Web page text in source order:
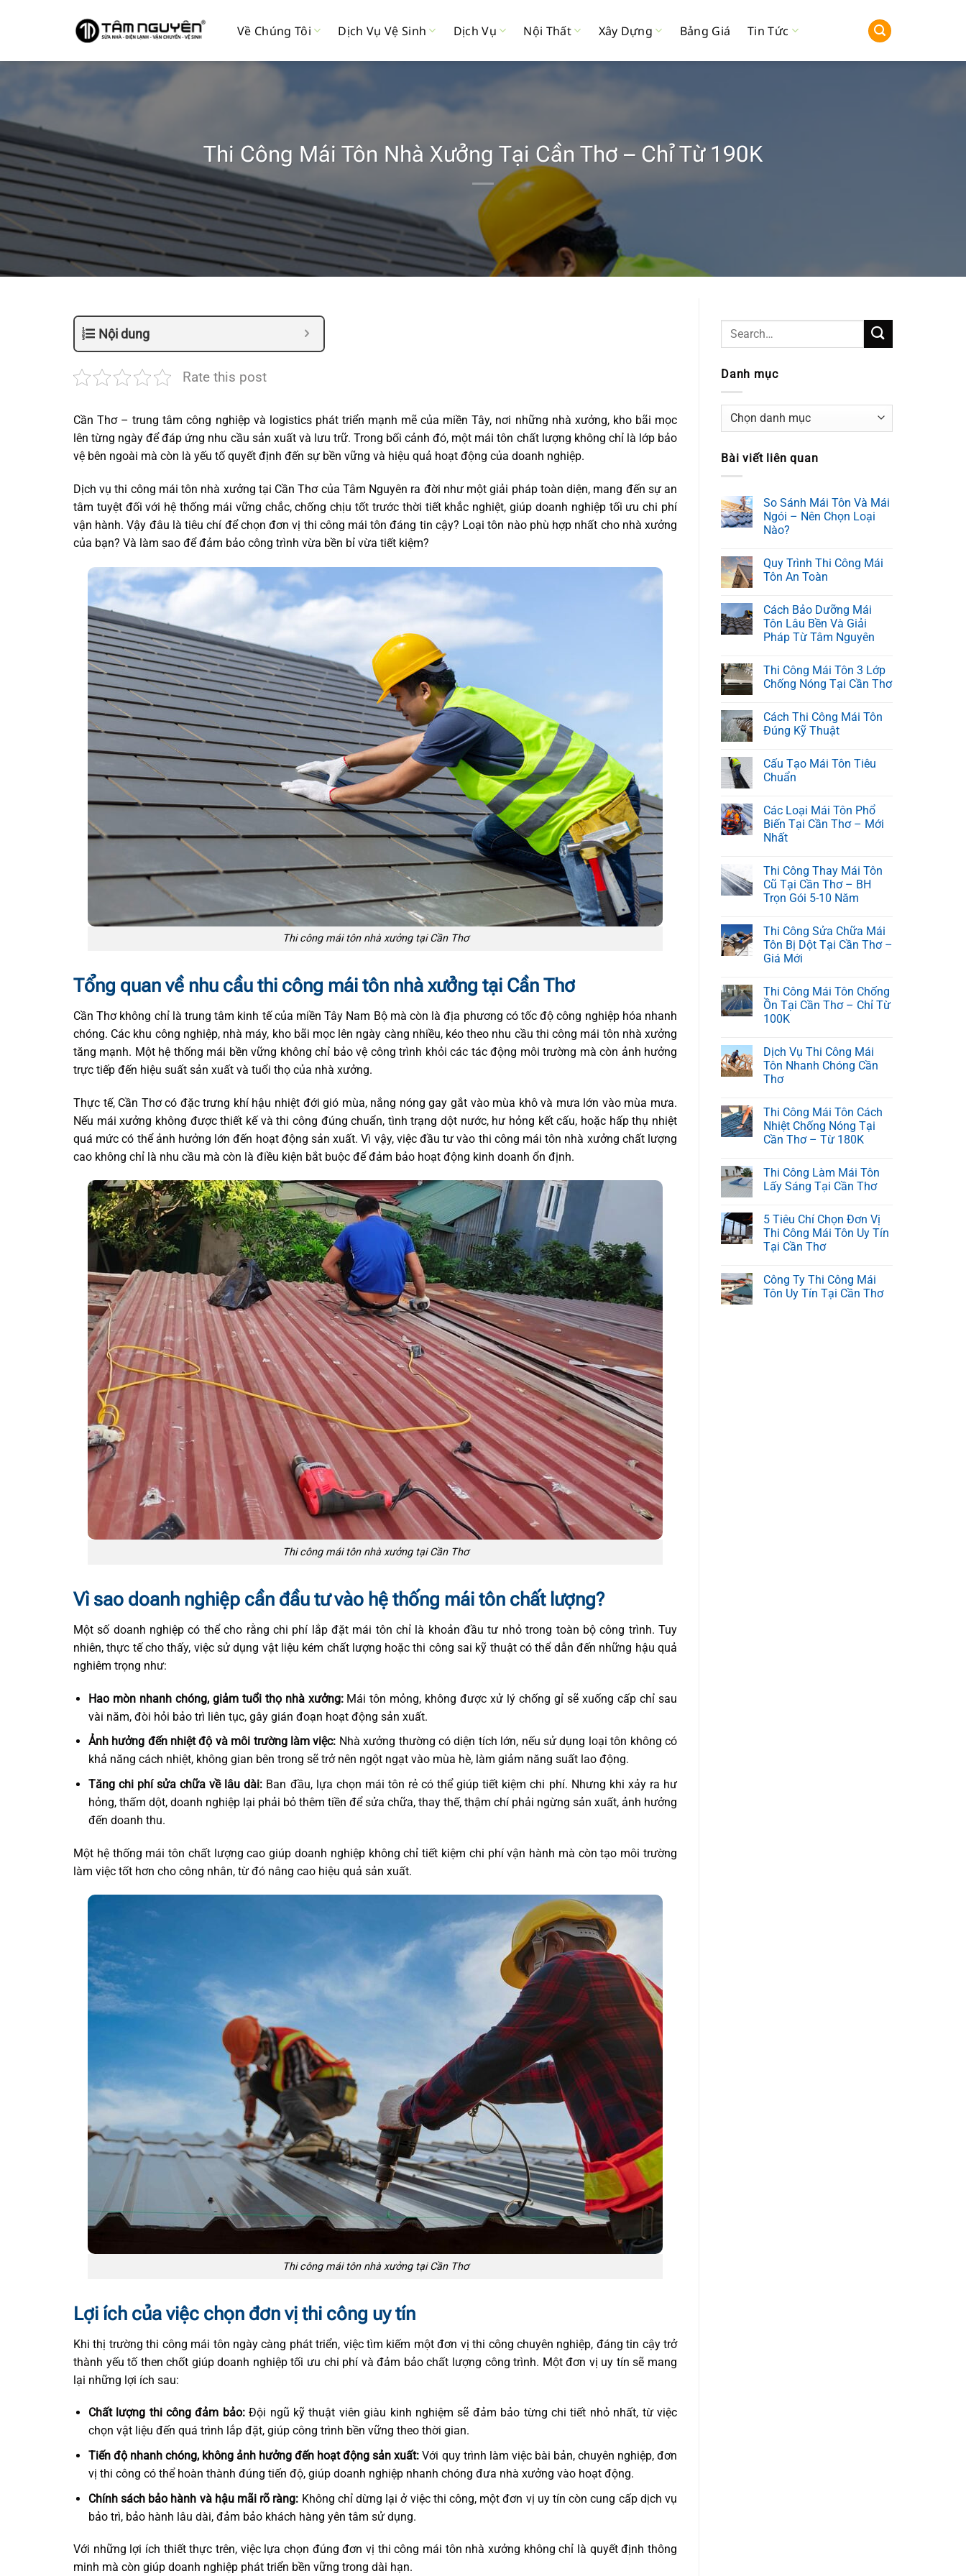
dung
Về Chúng Tôi Dịch Vụ Vệ Sinh Dịch Vụ Nội Thất Xây Dựng Bảng Giá Tin Tức
Thi Công Mái Tôn Nhà Xưởng Tại Cần Thơ – Chỉ Từ 190K
Nội dung
Rate this post
Cần Thơ – trung tâm công nghiệp và logistics phát triển mạnh mẽ của miền Tây, nơi những nhà xưởng, kho bãi mọc
lên từng ngày để đáp ứng nhu cầu sản xuất và lưu trữ. Trong bối cảnh đó, một mái tôn chất lượng không chỉ là lớp bảo
vệ bên ngoài mà còn là yếu tố quyết định đến sự bền vững và hiệu quả hoạt động của doanh nghiệp.
Dịch vụ thi công mái tôn nhà xưởng tại Cần Thơ của Tâm Nguyên ra đời như một giải pháp toàn diện, mang đến sự an
tâm tuyệt đối với hệ thống mái vững chắc, chống chịu tốt trước thời tiết khắc nghiệt, giúp doanh nghiệp tối ưu chi phí
vận hành. Vậy đâu là tiêu chí để chọn đơn vị thi công mái tôn đáng tin cậy? Loại tôn nào phù hợp nhất cho nhà xưởng
của bạn? Và làm sao để đảm bảo công trình vừa bền bỉ vừa tiết kiệm?
Thi công mái tôn nhà xưởng tại Cần Thơ
Tổng quan về nhu cầu thi công mái tôn nhà xưởng tại Cần Thơ
Cần Thơ không chỉ là trung tâm kinh tế của miền Tây Nam Bộ mà còn là địa phương có tốc độ công nghiệp hóa nhanh
chóng. Các khu công nghiệp, nhà máy, kho bãi mọc lên ngày càng nhiều, kéo theo nhu cầu thi công mái tôn nhà xưởng
tăng mạnh. Một hệ thống mái bền vững không chỉ bảo vệ công trình khỏi các tác động môi trường mà còn ảnh hưởng
trực tiếp đến hiệu suất sản xuất và tuổi thọ của nhà xưởng.
Thực tế, Cần Thơ có đặc trưng khí hậu nhiệt đới gió mùa, nắng nóng gay gắt vào mùa khô và mưa lớn vào mùa mưa.
Nếu mái xưởng không được thiết kế và thi công đúng chuẩn, tình trạng dột nước, hư hỏng kết cấu, hoặc hấp thụ nhiệt
quá mức có thể ảnh hưởng lớn đến hoạt động sản xuất. Vì vậy, việc đầu tư vào thi công mái tôn nhà xưởng chất lượng
cao không chỉ là nhu cầu mà còn là điều kiện bắt buộc để đảm bảo hoạt động kinh doanh ổn định.
Thi công mái tôn nhà xưởng tại Cần Thơ
Vì sao doanh nghiệp cần đầu tư vào hệ thống mái tôn chất lượng?
Một số doanh nghiệp có thể cho rằng chi phí lắp đặt mái tôn chỉ là khoản đầu tư nhỏ trong toàn bộ công trình. Tuy
nhiên, thực tế cho thấy, việc sử dụng vật liệu kém chất lượng hoặc thi công sai kỹ thuật có thể dẫn đến những hậu quả
nghiêm trọng như:
Hao mòn nhanh chóng, giảm tuổi thọ nhà xưởng:Mái tôn mỏng, không được xử lý chống gỉ sẽ xuống cấp chỉ sau
vài năm, đòi hỏi bảo trì liên tục, gây gián đoạn hoạt động sản xuất.
Ảnh hưởng đến nhiệt độ và môi trường làm việc: Nhà xưởng thường có diện tích lớn, nếu sử dụng loại tôn không có
khả năng cách nhiệt, không gian bên trong sẽ trở nên ngột ngạt vào mùa hè, làm giảm năng suất lao động.
Tăng chi phí sửa chữa về lâu dài: Ban đầu, lựa chọn mái tôn rẻ có thể giúp tiết kiệm chi phí. Nhưng khi xảy ra hư
hỏng, thấm dột, doanh nghiệp lại phải bỏ thêm tiền để sửa chữa, thay thế, thậm chí phải ngừng sản xuất, ảnh hưởng
đến doanh thu.
Một hệ thống mái tôn chất lượng cao giúp doanh nghiệp không chỉ tiết kiệm chi phí vận hành mà còn tạo môi trường
làm việc tốt hơn cho công nhân, từ đó nâng cao hiệu quả sản xuất.
Thi công mái tôn nhà xưởng tại Cần Thơ
Lợi ích của việc chọn đơn vị thi công uy tín
Khi thị trường thi công mái tôn ngày càng phát triển, việc tìm kiếm một đơn vị thi công chuyên nghiệp, đáng tin cậy trở
thành yếu tố then chốt giúp doanh nghiệp tối ưu chi phí và đảm bảo chất lượng công trình. Một đơn vị uy tín sẽ mang
lại những lợi ích sau:
Chất lượng thi công đảm bảo:Đội ngũ kỹ thuật viên giàu kinh nghiệm sẽ đảm bảo từng chi tiết nhỏ nhất, từ việc
chọn vật liệu đến quá trình lắp đặt, giúp công trình bền vững theo thời gian.
Tiến độ nhanh chóng, không ảnh hưởng đến hoạt động sản xuất: Với quy trình làm việc bài bản, chuyên nghiệp, đơn
vị thi công có thể hoàn thành đúng tiến độ, giúp doanh nghiệp nhanh chóng đưa nhà xưởng vào hoạt động.
Chính sách bảo hành và hậu mãi rõ ràng: Không chỉ dừng lại ở việc thi công, một đơn vị uy tín còn cung cấp dịch vụ
bảo trì, bảo hành lâu dài, đảm bảo khách hàng yên tâm sử dụng.
Với những lợi ích thiết thực trên, việc lựa chọn đúng đơn vị thi công mái tôn nhà xưởng không chỉ là quyết định thông
minh mà còn giúp doanh nghiệp phát triển bền vững trong dài hạn.
Danh mục
Danh
mục
Bài viết liên quan
So Sánh Mái Tôn Và Mái
Ngói – Nên Chọn Loại
Nào?
Quy Trình Thi Công Mái
Tôn An Toàn
Cách Bảo Dưỡng Mái
Tôn Lâu Bền Và Giải
Pháp Từ Tâm Nguyên
Thi Công Mái Tôn 3 Lớp
Chống Nóng Tại Cần Thơ
Cách Thi Công Mái Tôn
Đúng Kỹ Thuật
Cấu Tạo Mái Tôn Tiêu
Chuẩn
Các Loại Mái Tôn Phổ
Biến Tại Cần Thơ – Mới
Nhất
Thi Công Thay Mái Tôn
Cũ Tại Cần Thơ – BH
Trọn Gói 5-10 Năm
Thi Công Sửa Chữa Mái
Tôn Bị Dột Tại Cần Thơ –
Giá Mới
Thi Công Mái Tôn Chống
Ồn Tại Cần Thơ – Chỉ Từ
100K
Dịch Vụ Thi Công Mái
Tôn Nhanh Chóng Cần
Thơ
Thi Công Mái Tôn Cách
Nhiệt Chống Nóng Tại
Cần Thơ – Từ 180K
Thi Công Làm Mái Tôn
Lấy Sáng Tại Cần Thơ
5 Tiêu Chí Chọn Đơn Vị
Thi Công Mái Tôn Uy Tín
Tại Cần Thơ
Công Ty Thi Công Mái
Tôn Uy Tín Tại Cần Thơ